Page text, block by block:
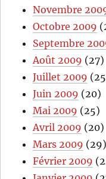
Novembre
Octobre 2009
Septembre
Août 2009 (27)
Juillet 2009
Juin 2009 (20)
Mai 2009 (25)
Avril 2009 (20)
Mars 2009 (29)
Février 2009